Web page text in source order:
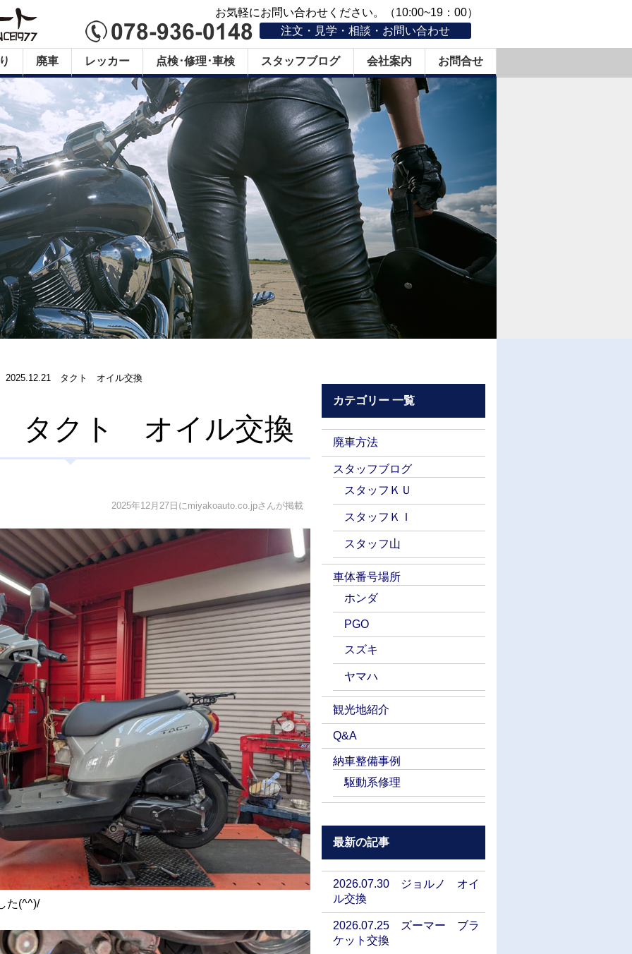
お気軽にお問い合わせください。（10:00~19：00）
注文・見学・相談・お問い合わせ
廃車 レッカー 点検･修理･車検 スタッフブログ 会社案内 お問合せ
2025.12.21 タクト オイル交換
タクト オイル交換
2025年12月27日にmiyakoauto.co.jpさんが掲載
た(^^)/
カテゴリー 一覧
廃車方法
スタッフブログ
スタッフＫＵ
スタッフＫＩ
スタッフ山
車体番号場所
ホンダ
PGO
スズキ
ヤマハ
観光地紹介
Q&A
納車整備事例
駆動系修理
最新の記事
2026.07.30 ジョルノ オイ
ル交換
2026.07.25 ズーマー ブラ
ケット交換